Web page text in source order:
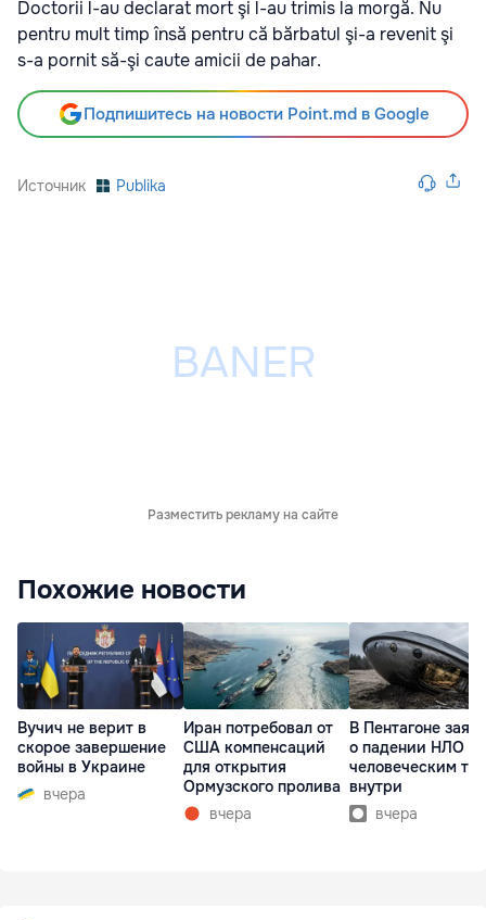
Doctorii l-au declarat mort şi l-au trimis la morgă. Nu
pentru mult timp însă pentru că bărbatul şi-a revenit şi
s-a pornit să-şi caute amicii de pahar.
Подпишитесь на новости Point.md в Google
Источник Publika
Разместить рекламу на сайте
Похожие новости
Вучич не верит в
скорое завершение
войны в Украине
вчера
Иран потребовал от
США компенсаций
для открытия
Ормузского пролива
вчера
В Пентагоне
о падении НЛО с
человеческим
внутри
вчера